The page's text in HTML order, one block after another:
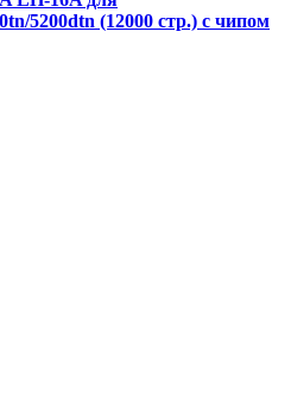
5200dtn (12000 стр.) с чипом